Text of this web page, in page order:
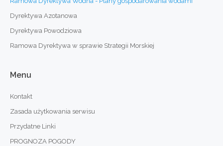
Dyrektywa Azotanowa
Dyrektywa Powodziowa
Ramowa Dyrektywa w sprawie Strategii Morskiej
Menu
Kontakt
Zasada użytkowania serwisu
Przydatne Linki
PROGNOZA POGODY